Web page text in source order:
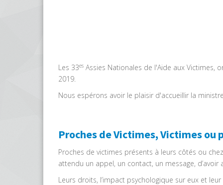
Les 33es Assies Nationales de l'Aide aux Victimes,
2019.
Nous espérons avoir le plaisir d'accueillir la
Proches de Victimes, Victimes ou
Proches de victimes présents à leurs côtés ou
attendu un appel, un contact, un message,
Leurs droits, l’impact psychologique sur eux et